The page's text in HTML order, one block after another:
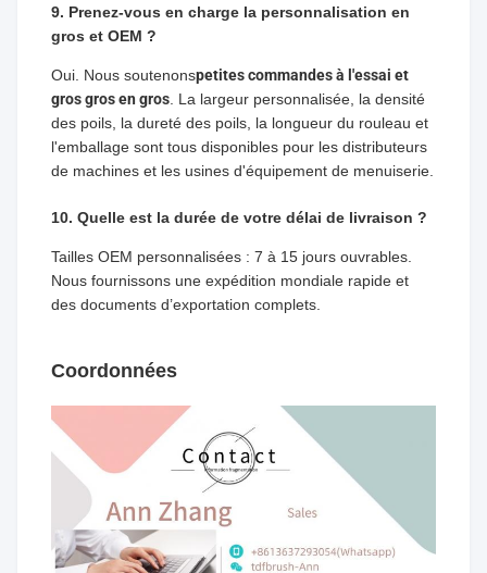
9. Prenez-vous en charge la personnalisation en
gros et OEM ?
Oui. Nous soutenonspetites commandes à l'essai et
gros gros en gros . La largeur personnalisée, la densité
des poils, la dureté des poils, la longueur du rouleau et
l'emballage sont tous disponibles pour les distributeurs
de machines et les usines d'équipement de menuiserie.
10. Quelle est la durée de votre délai de livraison ?
Tailles OEM personnalisées : 7 à 15 jours ouvrables.
Nous fournissons une expédition mondiale rapide et
des documents d’exportation complets.
Coordonnées